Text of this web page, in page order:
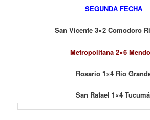
SEGUNDA FECHA
San Vicente 3×2 Comodoro
Metropolitana 2×6
Rosario 1×4 Río
San Rafael 1×4